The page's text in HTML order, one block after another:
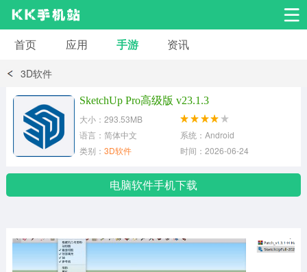
安卓应用
小说漫画
金融理财 游戏辅助
首页 应用 手游 资讯
3D软件
SketchUp Pro高级版 v23.1.3
大小：293.53MB
语言：简体中文
系统：Android
类别： 3D软件 时间：2026-06-24
电脑软件手机下载